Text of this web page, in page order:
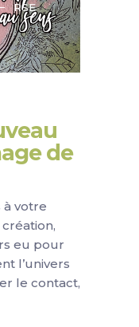
RSE
de
à votre
eu pour
l’univers
le contact,